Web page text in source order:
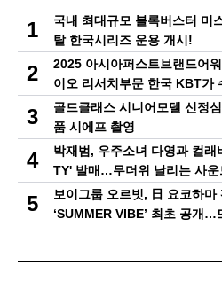
1
국내 최대규모 블록버스터 미스인터콘티넨
탈 한국시리즈 운용 개시!
2
2025 아시아퍼스트브랜드어
이오 리서치부문 한국 KBT가
3
골드클래스 시니어모델 신정
품 시에프 촬영
4
박재범, 우주소녀 다영과 컬래
TY' 발매…무더위 날리는 사운
요계 정조준
5
보이그룹 오르빗, 日 요코하마
‘SUMMER VIBE’ 최초 공개…